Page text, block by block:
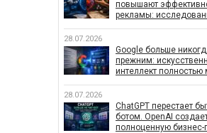
повышают
рекламы:
влияет на
кампаний
28.07.2026
Google больше
прежним:
интеллект полностью
28.07.2026
ChatGPT перестает
ботом. OpenAI
полноценную бизнес-